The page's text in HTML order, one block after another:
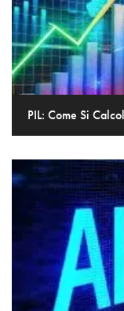
PIL: Come Si